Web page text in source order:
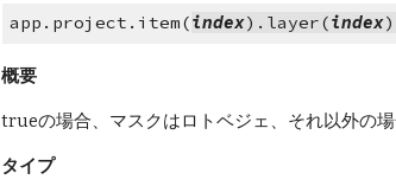
app.project.item(index).layer(index
概要
trueの場合、マスクはロトベジェ、それ以外の場
タイプ